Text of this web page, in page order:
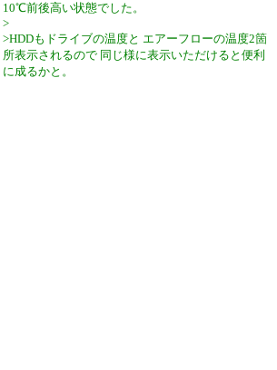
10℃前後高い状態でした。
>
>HDDもドライブの温度と エアーフローの温度2箇
所表示されるので 同じ様に表示いただけると便利
に成るかと。